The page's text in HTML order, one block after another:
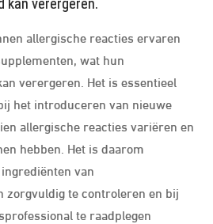
kan verergeren.
allergische reacties ervaren
wat hun
verergeren. Het is essentieel
het introduceren van nieuwe
allergische reacties variëren en
hebben. Het is daarom
van
zorgvuldig te controleren en bij
te raadplegen